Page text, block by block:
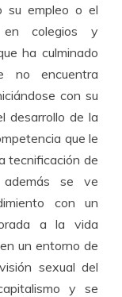
su empleo o el
colegios y
ha culminado
no encuentra
con su
desarrollo de la
que le
tecnificación de
además se ve
con un
a la vida
un entorno de
sexual del
y se